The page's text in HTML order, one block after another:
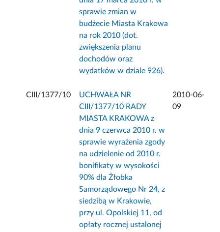
sprawie zmian w
budżecie Miasta Krakowa
na rok 2010 (dot.
zwiększenia planu
dochodów oraz
wydatków w dziale 926).
CIII/1377/10
UCHWAŁA NR
CIII/1377/10 RADY
MIASTA KRAKOWA z
dnia 9 czerwca 2010 r. w
sprawie wyrażenia zgody
na udzielenie od 2010 r.
bonifikaty w wysokości
90% dla Żłobka
Samorządowego Nr 24, z
siedzibą w Krakowie,
przy ul. Opolskiej 11, od
opłaty rocznej ustalonej
2010-06-
09